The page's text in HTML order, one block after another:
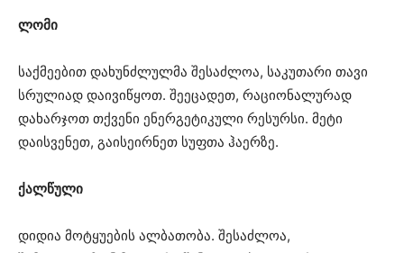
ლომი
საქმეებით დახუნძლულმა შესაძლოა, საკუთარი თავი
სრულიად დაივიწყოთ. შეეცადეთ, რაციონალურად
დახარჯოთ თქვენი ენერგეტიკული რესურსი. მეტი
დაისვენეთ, გაისეირნეთ სუფთა ჰაერზე.
ქალწული
დიდია მოტყუების ალბათობა. შესაძლოა,